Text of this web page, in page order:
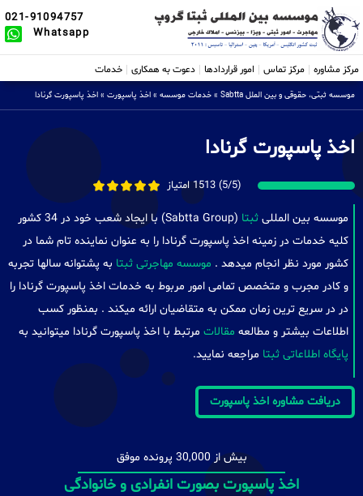
021-91094757
Whatsapp
مرکز مشاوره مرکز تماس امور قراردادها دعوت به همکاری خدمات
موسسه ثبتی، حقوقی و بین الملل Sabtta » خدمات موسسه » اخذ پاسپورت » اخذ پاسپورت گرنادا
اخذ پاسپورت گرنادا
(5/5) 1513 امتیاز
موسسه بین المللی ثبتا
(Sabtta Group) با ایجاد شعب خود در 34 کشور
کلیه خدمات در زمینه اخذ پاسپورت گرنادا را به عنوان نماینده تام شما در
کشور مورد نظر انجام میدهد . موسسه مهاجرتی ثبتا به پشتوانه سالها تجربه
و کادر مجرب و متخصص تمامی امور مربوط به خدمات اخذ پاسپورت گرنادا را
در در سریع ترین زمان ممکن به متقاضیان ارائه میکند . بمنظور کسب
اطلاعات بیشتر و مطالعه مقالات مرتبط با اخذ پاسپورت گرنادا میتوانید به
پایگاه اطلاعاتی ثبتا مراجعه نمایید.
دریافت مشاوره اخذ پاسپورت
بیش از 30,000 پرونده موفق
اخذ پاسپورت بصورت انفرادی و خانوادگی